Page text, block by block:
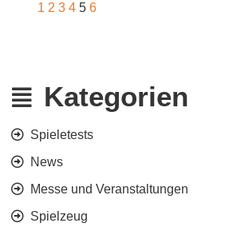
1 2 3 4 5 6
Kategorien
Spieletests
News
Messe und Veranstaltungen
Spielzeug